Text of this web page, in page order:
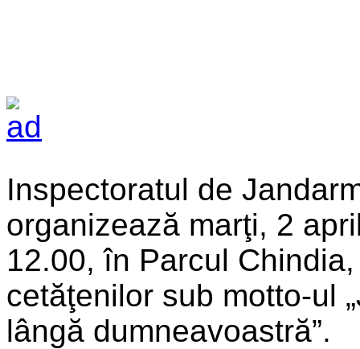
Inspectoratul de
organizează marţi, 2
12.00, în Parcul
cetăţenilor sub motto-ul
lângă dumneavoastră”.